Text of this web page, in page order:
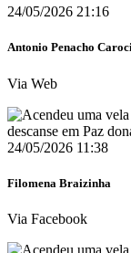
24/05/2026 21:16
Antonio Penacho
Via Web
descanse em Paz
24/05/2026 11:38
Filomena Braizinha
Via Facebook